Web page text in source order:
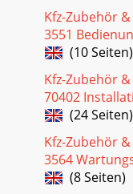
Seite 33
39IGNITION &
Seite 34
IGNITION &
feature a low
and durable black
Seite 35
IGNITION &
Kfz-Zubehör
3551
(10 Seiten)
Kfz-Zubehör
70402
(24 Seiten)
Kfz-Zubehör
3564
(8 Seiten)